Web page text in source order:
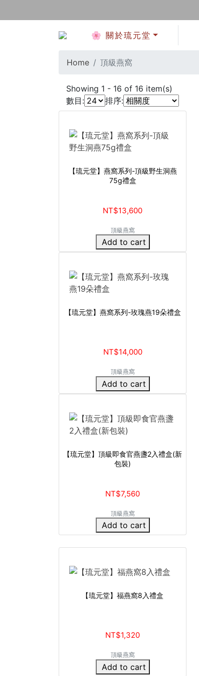
🌸 關於琉元堂
Home 頂級燕窩
Showing 1 - 16 of 16 item(s)
數目:
排序:
【琉元堂】燕窩系列-頂級野生洞燕
75g禮盒
NT$13,600
頂級燕窩
Add to cart
【琉元堂】燕窩系列-玫瑰燕19朵禮盒
NT$14,000
頂級燕窩
Add to cart
【琉元堂】頂級即食官燕盞2入禮盒(新
包裝)
NT$7,560
頂級燕窩
Add to cart
【琉元堂】福燕窩8入禮盒
NT$1,320
頂級燕窩
Add to cart